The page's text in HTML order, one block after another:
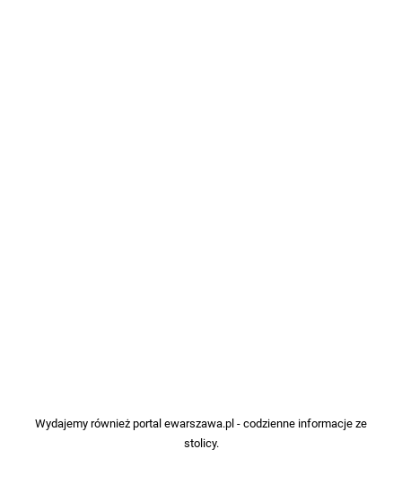
Wydajemy również portalewarszawa.pl- codzienne informacje ze
stolicy.